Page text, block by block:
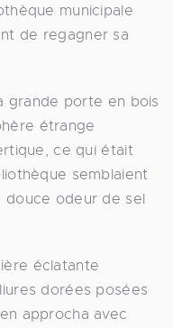
municipale
de regagner sa
grande porte en bois
étrange
ce qui était
semblaient
douce odeur de sel
éclatante
dorées posées
approcha avec